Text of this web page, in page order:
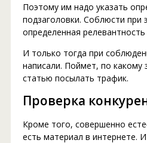
Поэтому им надо указать
подзаголовки. Соблюсти
определенная
И только тогда при
написали. Поймет, по какому
статью посылать трафик.
Проверка
Кроме того, совершенно
есть материал в интернете.